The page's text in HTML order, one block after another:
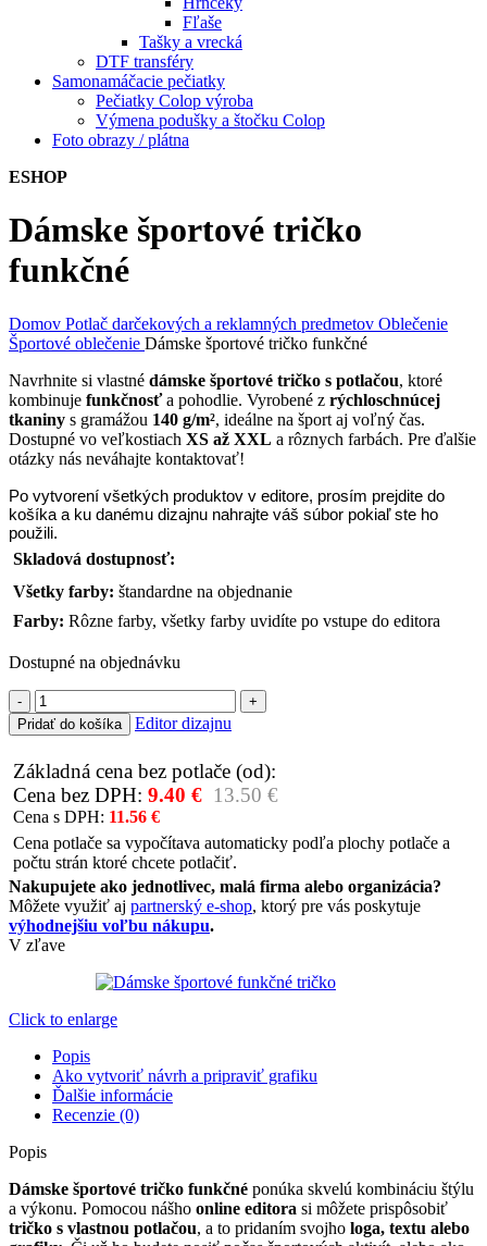
Fľaše
Tašky a vrecká
DTF transféry
Samonamáčacie pečiatky
Pečiatky Colop výroba
Výmena podušky a štočku Colop
Foto obrazy / plátna
ESHOP
Dámske športové tričko
funkčné
Domov Potlač darčekových a reklamných predmetov Oblečenie
Športové oblečenie Dámske športové tričko funkčné
Navrhnite si vlastné dámske športové tričko s potlačou, ktoré
kombinuje funkčnosťa pohodlie. Vyrobené z rýchloschnúcej
tkaniny s gramážou 140 g/m², ideálne na šport aj voľný čas.
Dostupné vo veľkostiach XS až XXL a rôznych farbách. Pre ďalšie
otázky nás neváhajte kontaktovať!
Po vytvorení všetkých produktov v editore, prosím prejdite do
košíka a ku danému dizajnu nahrajte váš súbor pokiaľ ste ho
použili.
Skladová dostupnosť:
Všetky farby: štandardne na objednanie
Farby: Rôzne farby, všetky farby uvidíte po vstupe do editora
Dostupné na objednávku
množstvo
Dámske
športové
funkčné
Pridať do košíka Editor dizajnu
Základná cena bez potlače (od):
Cena bez DPH: 9.40 € 13.50 €
Cena s DPH: 11.56 €
Cena potlače sa vypočítava automaticky podľa plochy potlače a
počtu strán ktoré chcete potlačiť.
Nakupujete ako jednotlivec, malá firma alebo organizácia?
Môžete využiť aj partnerský e-shop, ktorý pre vás poskytuje
výhodnejšiu voľbu nákupu.
V zľave
Click to enlarge
Popis
Ako vytvoriť návrh a pripraviť grafiku
Ďalšie informácie
Recenzie (0)
Popis
Dámske športové tričko funkčné ponúka skvelú kombináciu štýlu
a výkonu. Pomocou nášho online editora si môžete prispôsobiť
tričko s vlastnou potlačou, a to pridaním svojho loga, textu alebo